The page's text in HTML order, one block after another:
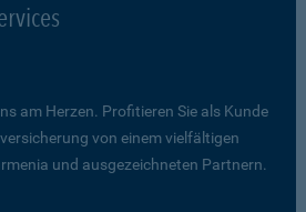
am Herzen. Profitieren Sie als Kunde
von einem vielfältigen
und ausgezeichneten Partnern.